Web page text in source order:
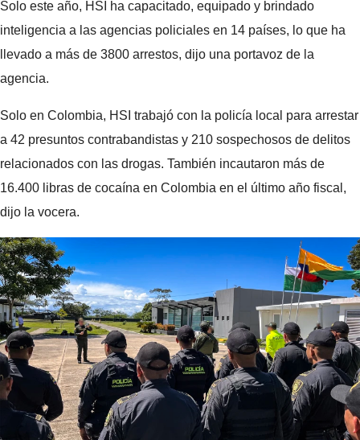
Solo este año, HSI ha capacitado, equipado y brindado
inteligencia a las agencias policiales en 14 países, lo que ha
llevado a más de 3800 arrestos, dijo una portavoz de la
agencia.
Solo en Colombia, HSI trabajó con la policía local para arrestar
a 42 presuntos contrabandistas y 210 sospechosos de delitos
relacionados con las drogas. También incautaron más de
16.400 libras de cocaína en Colombia en el último año fiscal,
dijo la vocera.